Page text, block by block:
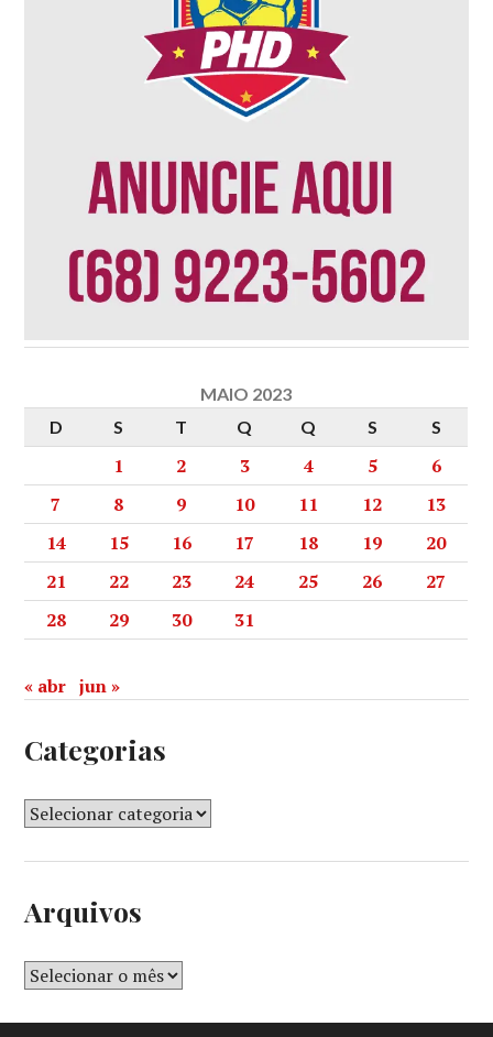
MAIO 2023
D
S T Q Q S S
1 2 3 4 5
6
7
8 9 10 11 12
13
14
15 16 17 18 19
20
21
22 23 24 25 26
27
28
29 30 31
« abr jun »
Categorias
Arquivos